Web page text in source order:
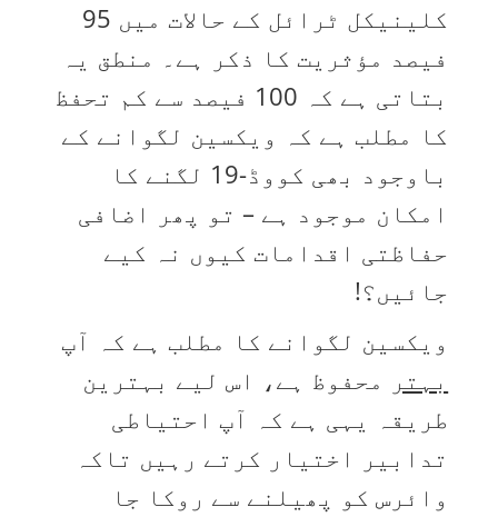
کلینیکل ٹرائل کے حالات میں 95
فیصد مؤثریت کا ذکر ہے۔ منطق یہ
بتاتی ہے کہ 100 فیصد سے کم تحفظ
کا مطلب ہے کہ ویکسین لگوانے کے
باوجود بھی کووڈ-19 لگنے کا
امکان موجود ہے – تو پھر اضافی
حفاظتی اقدامات کیوں نہ کیے
جائیں؟!
ویکسین لگوانے کا مطلب ہے کہ آپ
بہتر محفوظ ہے، اس لیے بہترین
طریقہ یہی ہے کہ آپ احتیاطی
تدابیر اختیار کرتے رہیں تاکہ
وائرس کو پھیلنے سے روکا جا